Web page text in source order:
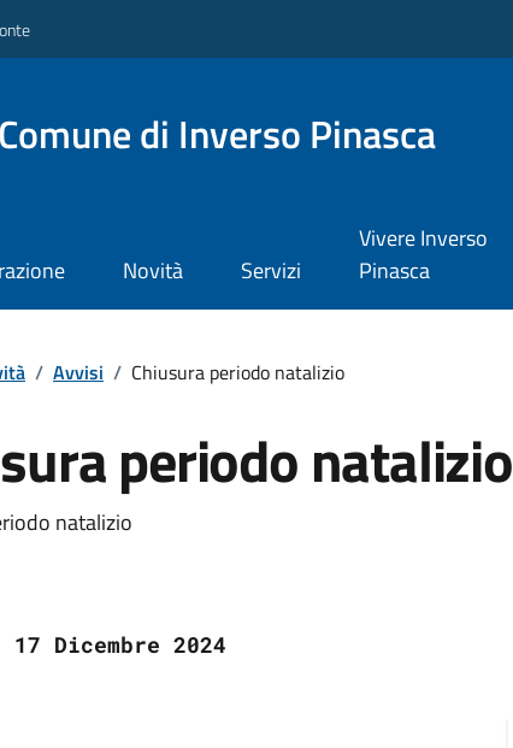
Comune di Inverso Pinasca
Novità Servizi
Vivere Inverso
Pinasca
/ Avvisi / Chiusura periodo natalizio
periodo natalizio
natalizio
Dicembre 2024